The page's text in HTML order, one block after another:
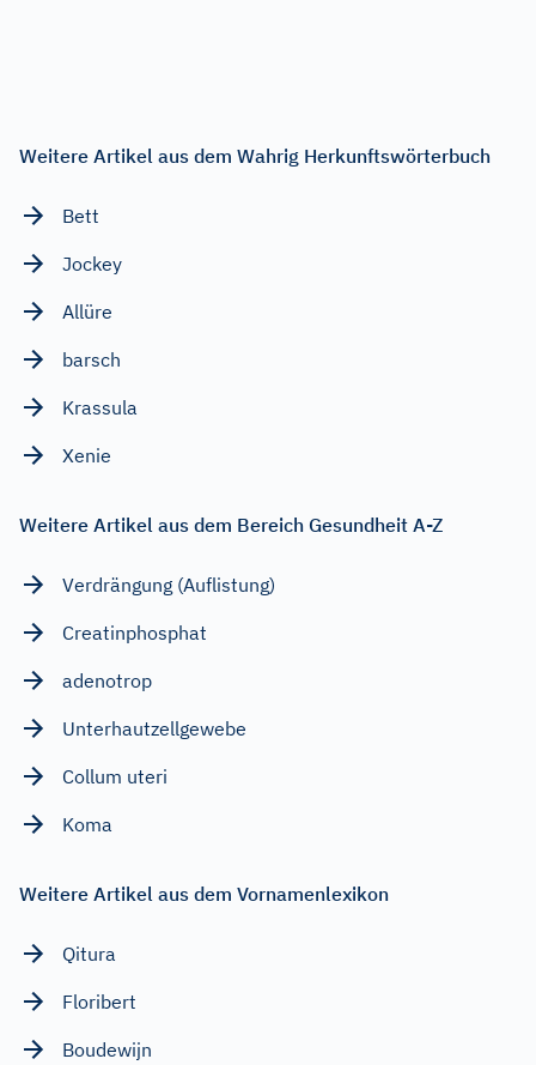
Weitere Artikel aus dem Wahrig Herkunftswörterbuch
Bett
Jockey
Allüre
barsch
Krassula
Xenie
Weitere Artikel aus dem Bereich Gesundheit A-Z
Verdrängung (Auflistung)
Creatinphosphat
adenotrop
Unterhautzellgewebe
Collum uteri
Koma
Weitere Artikel aus dem Vornamenlexikon
Qitura
Floribert
Boudewijn